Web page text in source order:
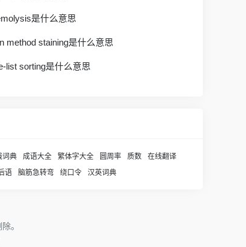
是什么意思
method staining是什么意思
list sorting是什么意思
词典 成语大全 繁体字大全 圆周率 质数
在线翻译
语 脑筋急转弯 绕口令 汉英词典
。